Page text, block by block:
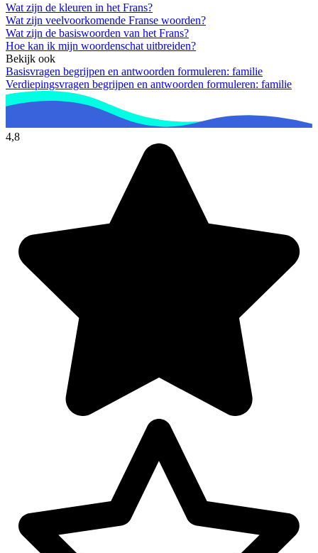
Wat zijn de kleuren in het Frans?
Wat zijn veelvoorkomende Franse woorden?
Wat zijn de basiswoorden van het Frans?
Hoe kan ik mijn woordenschat uitbreiden?
Bekijk ook
Basisvragen begrijpen en antwoorden formuleren: familie
Verdiepingsvragen begrijpen en antwoorden formuleren: familie
4,8